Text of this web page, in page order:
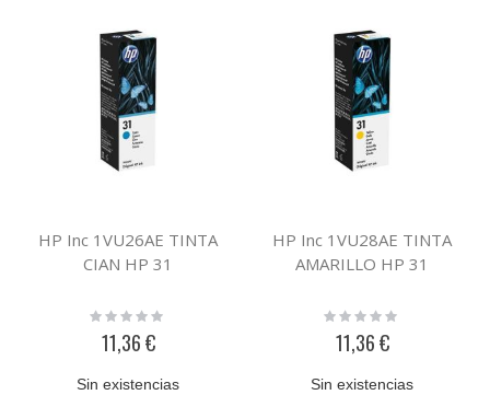
HP Inc 1VU26AE TINTA
CIAN HP 31
Rating:
11,36 €
Sin existencias
HP Inc 1VU28AE TINTA
AMARILLO HP 31
Rating:
11,36 €
Sin existencias